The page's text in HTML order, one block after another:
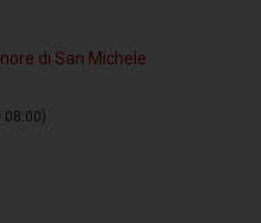
di San Michele
08:00)